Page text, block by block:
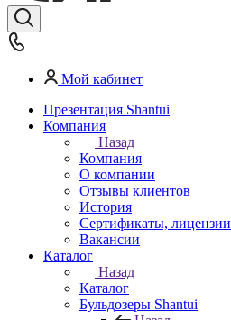
Мой кабинет
Презентация Shantui
Компания
Назад
Компания
О компании
Отзывы клиентов
История
Сертификаты, лицензии
Вакансии
Каталог
Назад
Каталог
Бульдозеры Shantui